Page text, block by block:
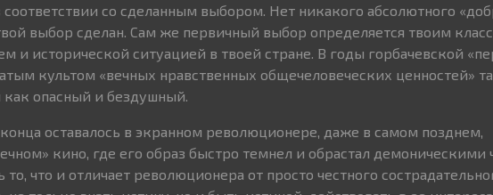
соответствии со сделанным выбором. Нет никакого абсолютного
выбор сделан. Сам же первичный выбор определяется твоим
и исторической ситуацией в твоей стране. В годы горбачевской
культом «вечных нравственных общечеловеческих ценностей»
как опасный и бездушный.
оставалось в экранном революционере, даже в самом позднем,
кино, где его образ быстро темнел и обрастал демоническими
то, что и отличает революционера от просто честного